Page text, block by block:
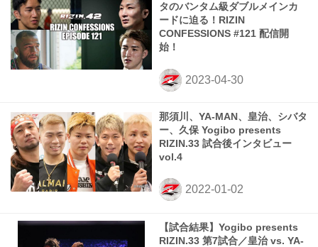
タのバンタム級ダブルメインカ
ードに迫る！RIZIN
CONFESSIONS #121 配信開
始！
那須川、YA-MAN、皇治、シバタ
ー、久保 Yogibo presents
RIZIN.33 試合後インタビュー
vol.4
【試合結果】Yogibo presents
RIZIN.33 第7試合／皇治 vs. YA-